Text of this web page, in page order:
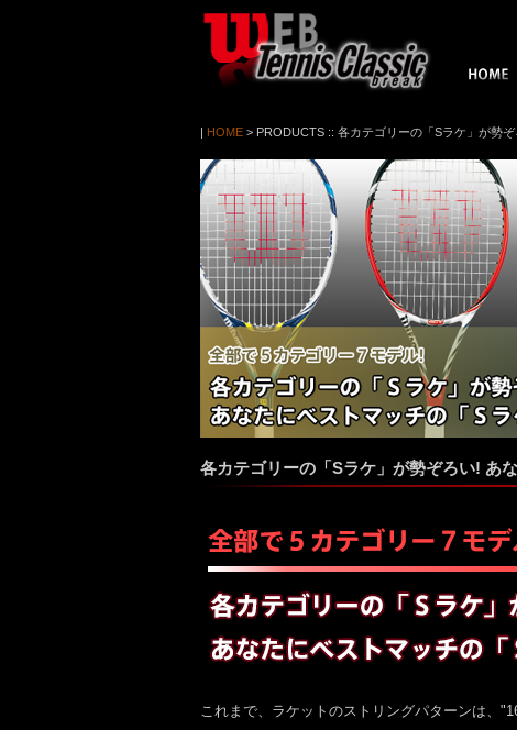
| HOME > PRODUCTS :: 各カテゴリーの「Sラケ」が勢
各カテゴリーの「Sラケ」が勢ぞろい! あ
これまで、ラケットのストリングパターンは、